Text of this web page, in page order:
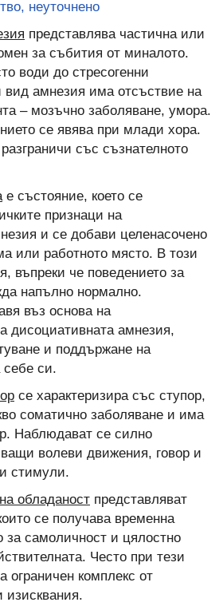
неуточнено
представлява частична или
за събития от миналото.
води до стресогенни
вид амнезия има отсъствие на
– мозъчно заболяване, умора.
се явява при млади хора.
със съзнателното
е състояние, което се
признаци на
и се добави целенасочено
или работното място. В този
въпреки че поведението за
напълно нормално.
въз основа на
дисоциативната амнезия,
и поддържане на
себе си.
се характеризира със ступор,
соматично заболяване и има
Наблюдават се силно
волеви движения, говор и
стимули.
обладаност представляват
се получава временна
за самоличност и цялостно
Често при тези
ограничен комплекс от